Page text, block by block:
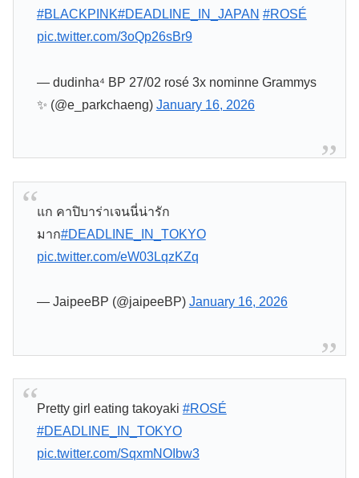
#BLACKPINK#DEADLINE_IN_JAPAN #ROSÉ
pic.twitter.com/3oQp26sBr9
— dudinha⁴ BP 27/02 rosé 3x nominne Grammys
✨ (@e_parkchaeng) January 16, 2026
แก คาปิบาร่าเจนนี่น่ารัก
มาก#DEADLINE_IN_TOKYO
pic.twitter.com/eW03LqzKZq
— JaipeeBP (@jaipeeBP) January 16, 2026
Pretty girl eating takoyaki #ROSÉ
#DEADLINE_IN_TOKYO
pic.twitter.com/SqxmNOIbw3